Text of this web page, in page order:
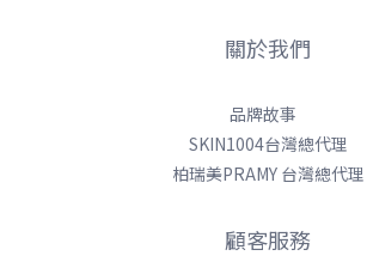
關於我們
品牌故事
SKIN1004台灣總代理
柏瑞美PRAMY 台灣總代理
顧客服務